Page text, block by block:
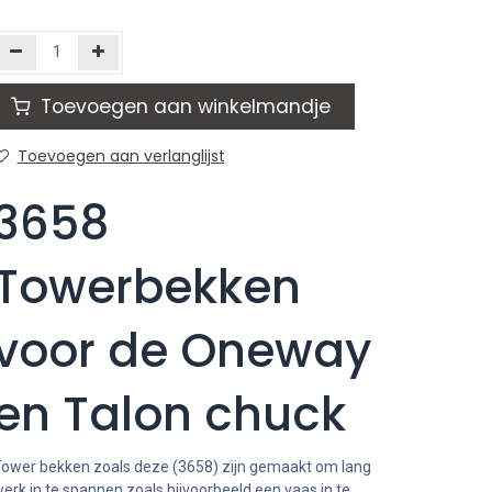
Toevoegen aan winkelmandje
Toevoegen aan verlanglijst
de Oneway
Talon chuck
bekken zoals deze (3658) zijn gemaakt om lang